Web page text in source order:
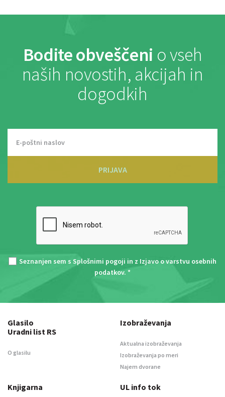
Bodite obveščeni o vseh
naših novostih, akcijah in
dogodkih
PRIJAVA
Seznanjen sem s Splošnimi pogoji in z Izjavo o varstvu osebnih
podatkov. *
Glasilo
Uradni list RS
O glasilu
Izobraževanja
Aktualna izobraževanja
Izobraževanja po meri
Najem dvorane
Knjigarna UL info tok